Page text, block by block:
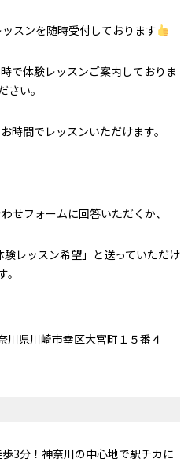
スンを随時受付しております
で体験レッスンご案内しておりま
い。
間でレッスンいただけます。
せフォームに回答いただくか、
験レッスン希望」と送っていただけ
川県川崎市幸区大宮町１５番４
3分！神奈川の中心地で駅チカに